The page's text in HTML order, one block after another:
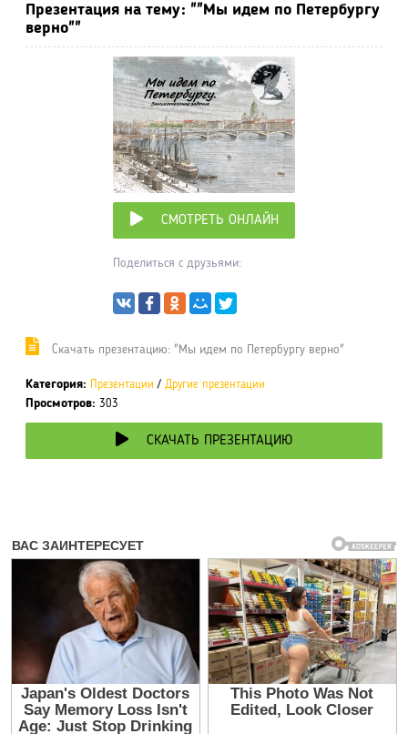
Презентация на тему: ""Мы идем по Петербургу
верно""
СМОТРЕТЬ ОНЛАЙН
Поделиться с друзьями:
Cкачать презентацию: "Мы идем по Петербургу верно"
Категория: Презентации / Другие презентации
Просмотров: 303
СКАЧАТЬ ПРЕЗЕНТАЦИЮ